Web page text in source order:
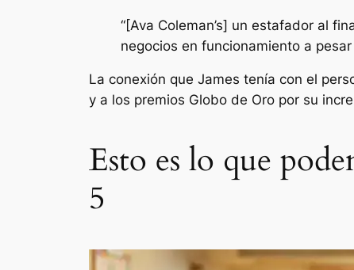
“[Ava Coleman’s] un estafador al
negocios en funcionamiento a
La conexión que James tenía con el
y a los premios Globo de Oro por su
Esto es lo que
5